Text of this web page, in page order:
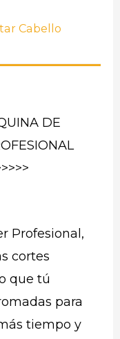
Cabello
DE
Profesional,
cortes
que tú
para
tiempo y